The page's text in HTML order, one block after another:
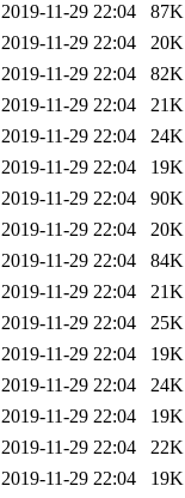
2019-11-29 22:04
87K
2019-11-29 22:04
20K
2019-11-29 22:04
82K
2019-11-29 22:04
21K
2019-11-29 22:04
24K
2019-11-29 22:04
19K
2019-11-29 22:04
90K
2019-11-29 22:04
20K
2019-11-29 22:04
84K
2019-11-29 22:04
21K
2019-11-29 22:04
25K
2019-11-29 22:04
19K
2019-11-29 22:04
24K
2019-11-29 22:04
19K
2019-11-29 22:04
22K
2019-11-29 22:04
19K